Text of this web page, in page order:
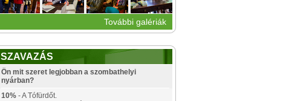
További galériák
SZAVAZÁS
Ön mit szeret legjobban a szombathelyi
nyárban?
10% - A Tófürdőt.